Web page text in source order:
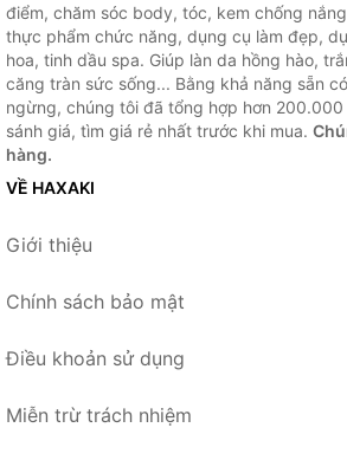
điểm, chăm sóc body, tóc, kem chống
thực phẩm chức năng, dụng cụ làm đẹp,
hoa, tinh dầu spa. Giúp làn da hồng hào,
căng tràn sức sống... Bằng khả năng sẵn
ngừng, chúng tôi đã tổng hợp hơn
sánh giá, tìm giá rẻ nhất trước khi mua.
hàng.
VỀ HAXAKI
Giới thiệu
Chính sách bảo mật
Điều khoản sử dụng
Miễn trừ trách nhiệm